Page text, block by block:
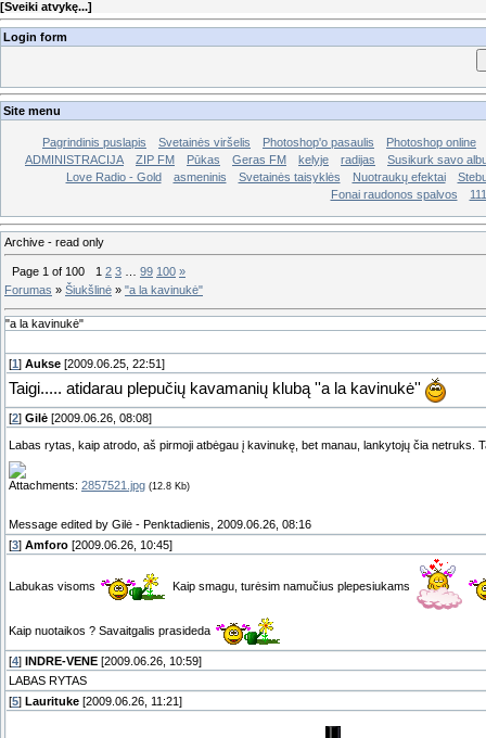
[Sveiki atvykę...]
Login form
Site menu
Pagrindinis puslapis Svetainės viršelis Photoshop'o pasaulis
Photoshop online
ADMINISTRACIJA
ZIP FM Pūkas Geras FM kelyje radijas
Susikurk savo
Love Radio - Gold
asmeninis Svetainės taisyklės Nuotraukų efektai
Fonai raudonos spalvos
111
Archive - read only
Page 1 of 100 1 2 3 99 100 »
Forumas » Šiukšlinė » "a la kavinukė"
"a la kavinukė"
[1 ] Aukse [2009.06.25, 22:51]
Taigi..... atidarau plepučių kavamanių klubą ''a la kavinukė''
[2] Gilė [2009.06.26, 08:08]
Labas rytas, kaip atrodo, aš pirmoji atbėgau į kavinukę, bet manau, lankytojų čia
Attachments: 2857521.jpg (12.8 Kb)
Message edited by Gilė - Penktadienis, 2009.06.26, 08:16
[3] Amforo [2009.06.26, 10:45]
Labukas visoms Kaip smagu, turėsim namučius plepesiukams
Kaip nuotaikos ? Savaitgalis prasideda
[4] INDRE-VENE [2009.06.26, 10:59]
LABAS RYTAS
[5] Laurituke [2009.06.26, 11:21]